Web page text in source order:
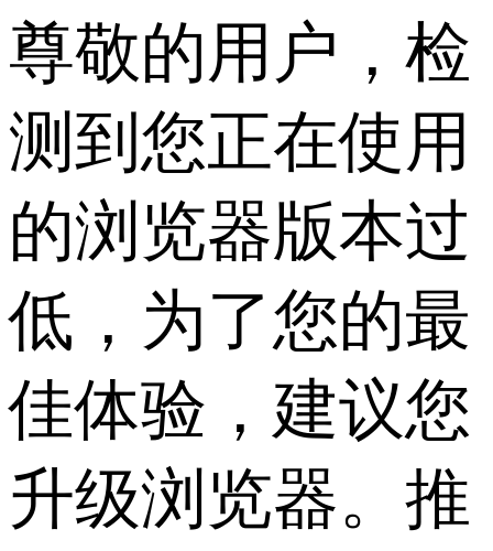
尊敬的用户，检
测到您正在使用
的浏览器版本过
低，为了您的最
佳体验，建议您
升级浏览器。推